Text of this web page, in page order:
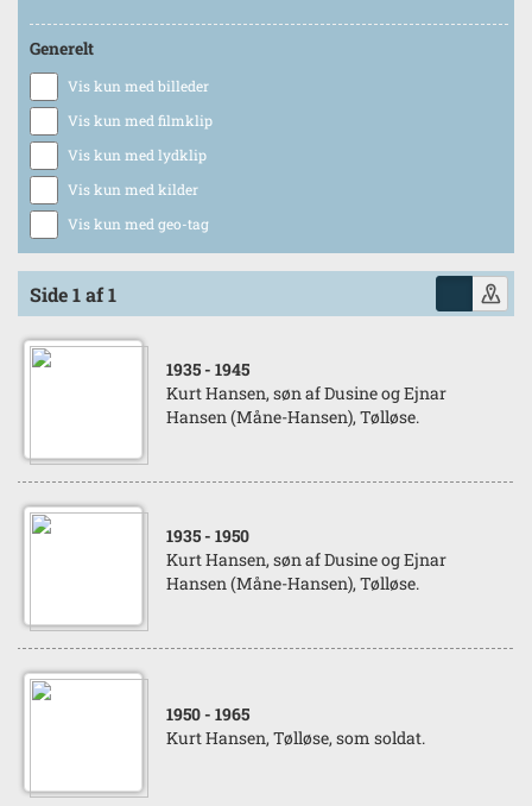
Generelt
Vis kun med billeder
Vis kun med filmklip
Vis kun med lydklip
Vis kun med kilder
Vis kun med geo-tag
Side 1 af 1
1935 - 1945
Kurt Hansen, søn af Dusine og Ejnar
Hansen (Måne-Hansen), Tølløse.
1935 - 1950
Kurt Hansen, søn af Dusine og Ejnar
Hansen (Måne-Hansen), Tølløse.
1950 - 1965
Kurt Hansen, Tølløse, som soldat.